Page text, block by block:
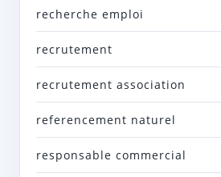
recherche emploi
recrutement
recrutement association
referencement naturel
responsable commercial